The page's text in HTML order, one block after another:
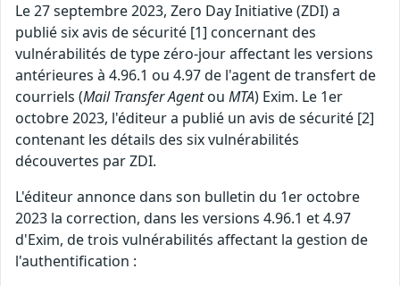
Le 27 septembre 2023, Zero Day Initiative (ZDI) a
publié six avis de sécurité [1] concernant des
vulnérabilités de type zéro-jour affectant les versions
antérieures à 4.96.1 ou 4.97 de l'agent de transfert de
courriels (Mail Transfer Agentou MTA) Exim. Le 1er
octobre 2023, l'éditeur a publié un avis de sécurité [2]
contenant les détails des six vulnérabilités
découvertes par ZDI.
L'éditeur annonce dans son bulletin du 1er octobre
2023 la correction, dans les versions 4.96.1 et 4.97
d'Exim, de trois vulnérabilités affectant la gestion de
l'authentification :